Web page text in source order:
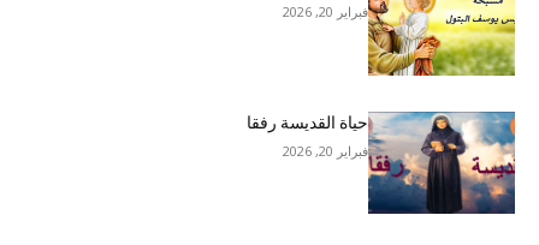
فبراير 20, 2026
حياة القديسة رفقا
فبراير 20, 2026